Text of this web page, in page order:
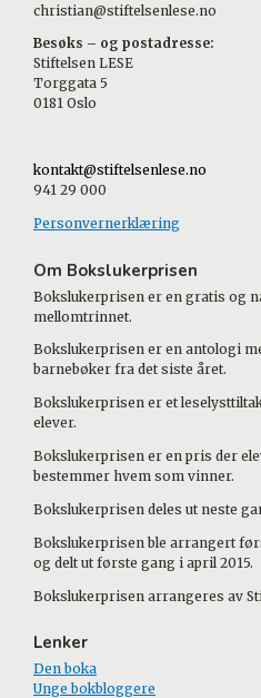
christian@stiftelsenlese.no
Besøks – og postadresse:
Stiftelsen LESE
Torggata 5
0181 Oslo
kontakt@stiftelsenlese.no
941 29 000
Personvernerklæring
Om Bokslukerprisen
Bokslukerprisen er en gratis og
mellomtrinnet.
Bokslukerprisen er en antologi
barnebøker fra det siste året.
Bokslukerprisen er et
elever.
Bokslukerprisen er en pris der
bestemmer hvem som vinner.
Bokslukerprisen deles ut neste
Bokslukerprisen ble arrangert
og delt ut første gang i april 2015.
Bokslukerprisen arrangeres av
Lenker
Den boka
Unge bokbloggere